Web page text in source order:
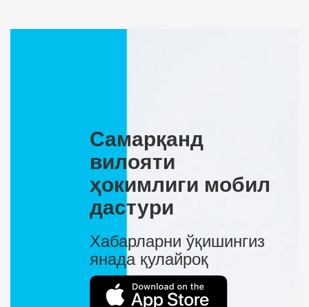
Самарқанд
вилояти
ҳокимлиги мобил
дастури
Хабарларни ўқишингиз
янада қулайроқ